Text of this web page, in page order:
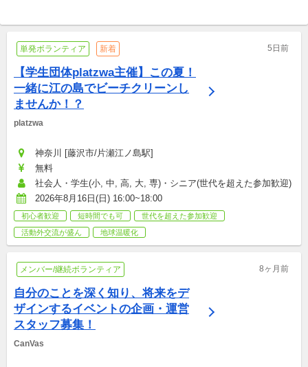
単発ボランティア 新着 5日前
【学生団体platzwa主催】この夏！
一緒に江の島でビーチクリーンし
ませんか！？
platzwa
神奈川 [藤沢市/片瀬江ノ島駅]
無料
社会人・学生(小, 中, 高, 大, 専)・シニア(世代を超えた参加歓迎)
2026年8月16日(日) 16:00~18:00
初心者歓迎 短時間でも可
世代を超えた参加歓迎
活動外交流が盛ん
地球温暖化
メンバー/継続ボランティア 8ヶ月前
自分のことを深く知り、将来をデ
ザインするイベントの企画・運営
スタッフ募集！
CanVas